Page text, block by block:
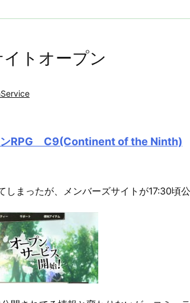
トオープン
ンRPG C9(Continent of the Ninth)
まったが、メンバーズサイトが17:30頃公